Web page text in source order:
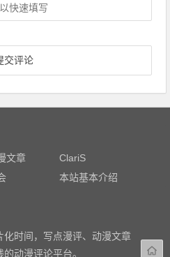
文章
ClariS
本站基本介绍
时间，写点漫评、动漫文章
动漫评论平台。